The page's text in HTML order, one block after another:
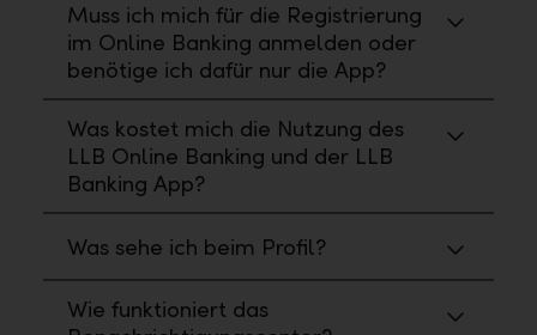
Muss ich mich für die Registrierung
im Online Banking anmelden oder
benötige ich dafür nur die App?
Was kostet mich die Nutzung des
LLB Online Banking und der LLB
Banking App?
Was sehe ich beim Profil?
Wie funktioniert das